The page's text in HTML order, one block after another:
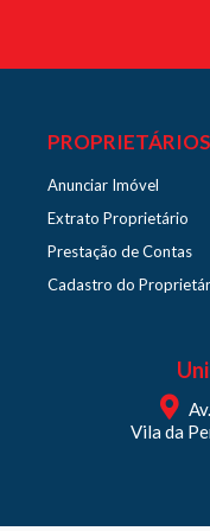
PROPRIETÁRIOS
Anunciar Imóvel
Extrato Proprietário
Prestação de Contas
Cadastro do
Vila da